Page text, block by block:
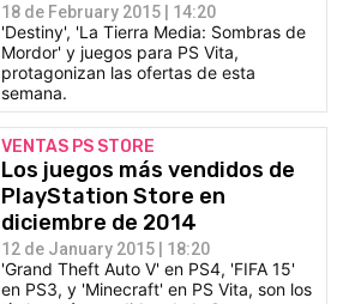
18 de February 2015 | 14:20
'Destiny', 'La Tierra Media: Sombras de
Mordor' y juegos para PS Vita,
protagonizan las ofertas de esta
semana.
VENTAS PS STORE
Los juegos más vendidos de
PlayStation Store en
diciembre de 2014
12 de January 2015 | 18:20
'Grand Theft Auto V' en PS4, 'FIFA 15'
en PS3, y 'Minecraft' en PS Vita, son los